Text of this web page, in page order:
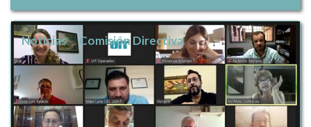
Noticias Comisión Directiva